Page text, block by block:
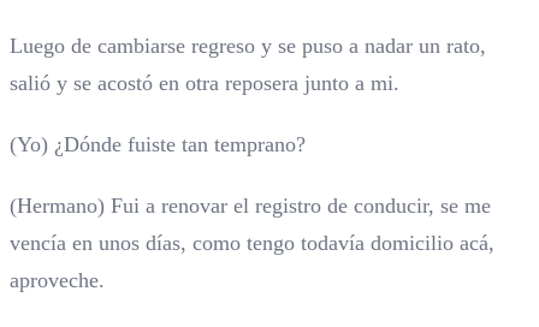
Luego de cambiarse regreso y se puso a nadar un rato,
salió y se acostó en otra reposera junto a mi.
(Yo) ¿Dónde fuiste tan temprano?
(Hermano) Fui a renovar el registro de conducir, se me
vencía en unos días, como tengo todavía domicilio acá,
aproveche.